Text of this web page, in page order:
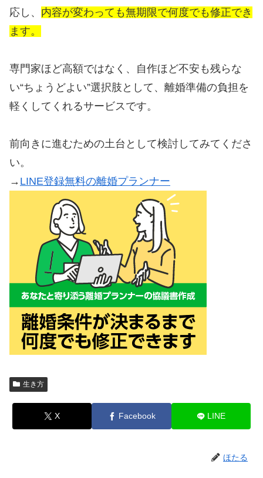
応し、 内容が変わっても無期限で何度でも修正でき
ます。
専門家ほど高額ではなく、自作ほど不安も残らな
い“ちょうどよい”選択肢として、離婚準備の負担を
軽くしてくれるサービスです。
前向きに進むための土台として検討してみてくださ
い。
→ LINE登録無料の離婚プランナー
生き方
X Facebook LINE
ほたる